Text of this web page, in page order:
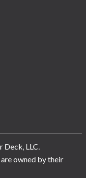
LLC.
owned by their